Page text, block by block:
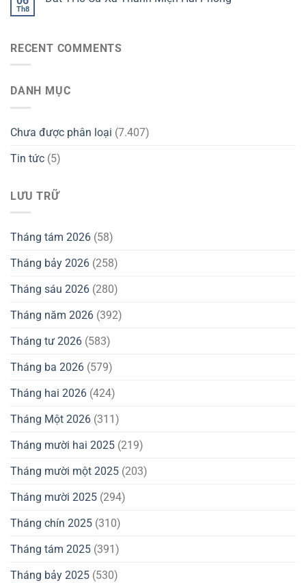
Th8
RECENT COMMENTS
DANH MỤC
Chưa được phân loại (7.407)
Tin tức (5)
LƯU TRỮ
Tháng tám 2026 (58)
Tháng bảy 2026 (258)
Tháng sáu 2026 (280)
Tháng năm 2026 (392)
Tháng tư 2026 (583)
Tháng ba 2026 (579)
Tháng hai 2026 (424)
Tháng Một 2026 (311)
Tháng mười hai 2025 (219)
Tháng mười một 2025 (203)
Tháng mười 2025 (294)
Tháng chín 2025 (310)
Tháng tám 2025 (391)
Tháng bảy 2025 (530)